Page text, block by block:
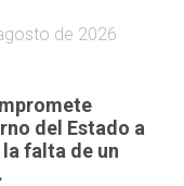
de 2026
del Estado a
falta de un